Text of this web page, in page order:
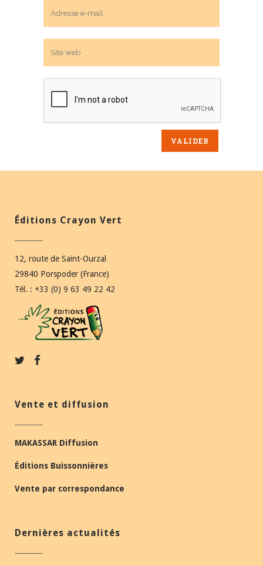
Éditions Crayon Vert
12, route de Saint-Ourzal
29840 Porspoder (France)
Tél. : +33 (0) 9 63 49 22 42
Vente et diffusion
MAKASSAR Diffusion
Éditions Buissonnières
Vente par correspondance
Dernières actualités